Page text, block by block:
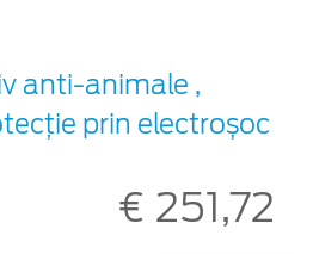
anti-animale ,
prin electroșoc
€ 251,72